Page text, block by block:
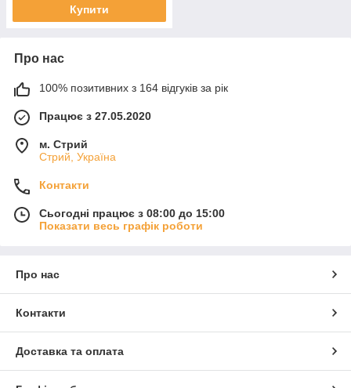
Купити
Про нас
100% позитивних з 164 відгуків за рік
Працює з 27.05.2020
м. Стрий
Стрий, Україна
Контакти
Сьогодні працює з 08:00 до 15:00
Показати весь графік роботи
Про нас
Контакти
Доставка та оплата